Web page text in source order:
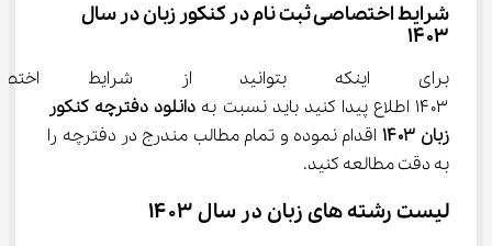
شرایط اختصاصی ثبت نام در کنکور زبان در سال
۱۴۰۳
برای اینکه بتوانید از شرایط
۱۴۰۳ اطلاع پیدا کنید باید نسبت به
دانلود دفترچه کنکور
زبان ۱۴۰۳ اقدام نموده و تمام مطالب مندرج در دفترچه را
به دقت مطالعه کنید.
لیست رشته ‌های زبان در سال ۱۴۰۳